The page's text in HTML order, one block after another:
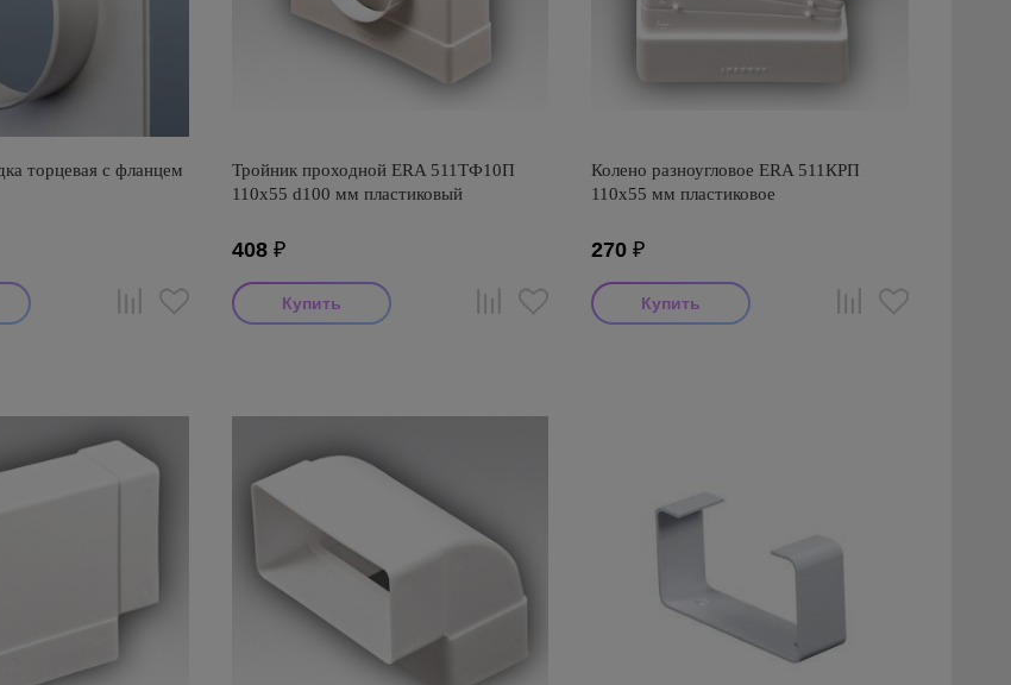
торцевая с фланцем
Тройник проходной ERA 511ТФ10П
110х55 d100 мм пластиковый
408₽
Колено разноугловое ERA 511КРП
110х55 мм пластиковое
270 ₽